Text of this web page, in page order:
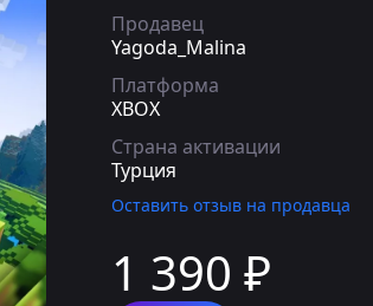
Продавец
Yagoda_Malina
Платформа
XBOX
Страна активации
Турция
Оставить отзыв на продавца
1 390 ₽